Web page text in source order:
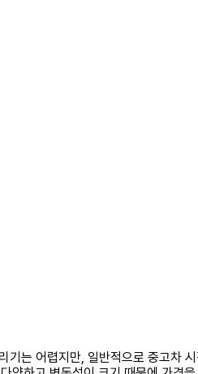
는 어렵지만, 일반적으로 중고차